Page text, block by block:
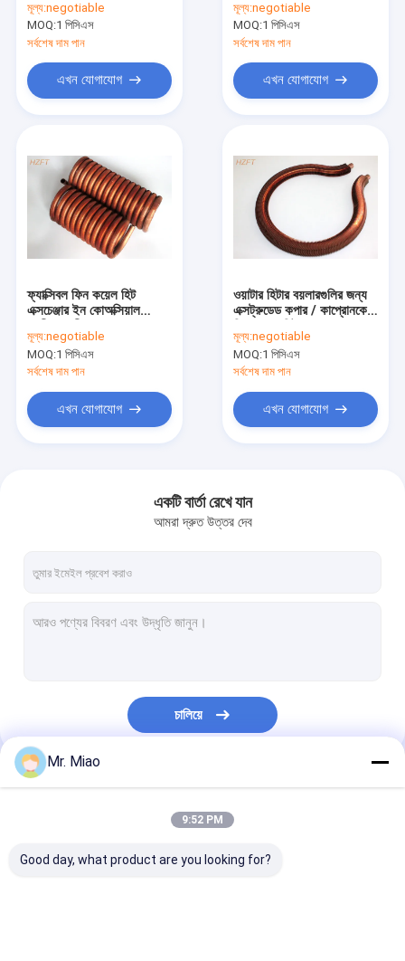
কারখানা ভ্রমণ
অ্যালুমিনিয়াম ফিন টিউব
মূল্য:negotiable
MOQ:1 পিসিএস
সর্বশেষ দাম পান
এখন যোগাযোগ
মূল্য:negotiable
MOQ:1 পিসিএস
সর্বশেষ দাম পান
এখন যোগাযোগ
ফ্যাক্সিবল ফিন কয়েল হিট
এক্সচেঞ্জার ইন কোঅক্সিয়াল
ইউনিট
মূল্য:negotiable
MOQ:1 পিসিএস
সর্বশেষ দাম পান
এখন যোগাযোগ
ওয়াটার হিটার বয়লারগুলির জন্য
এক্সট্রুডেড কপার / কাপ্রোনকেল
মূল্য:negotiable
MOQ:1 পিসিএস
সর্বশেষ দাম পান
এখন যোগাযোগ
একটি বার্তা রেখে যান
আমরা দ্রুত উত্তর দেব
চালিয়ে
আমাদের বিভাগসমূহ
Mr. Miao
9:52 PM
Good day, what product are you looking for?